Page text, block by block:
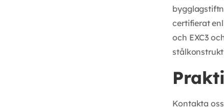
certifierat
och EXC3
Kontakta